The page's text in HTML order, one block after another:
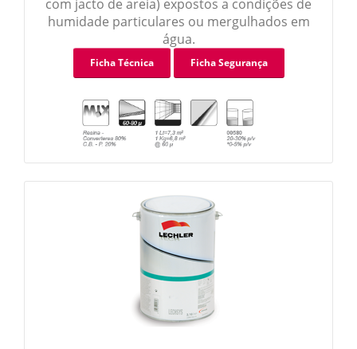
com jacto de areia) expostos a condições de
humidade particulares ou mergulhados em
água.
Ficha Técnica Ficha Segurança